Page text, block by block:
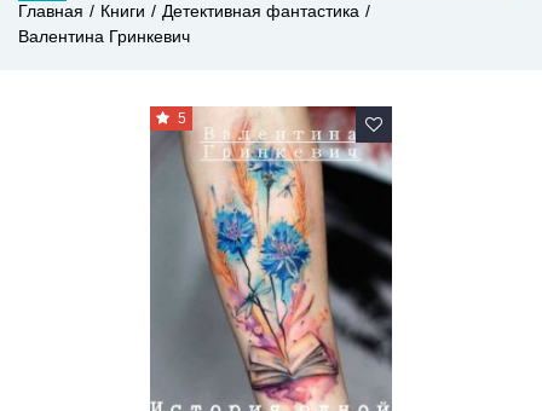
Главная Книги
Детективная фантастика
Валентина Гринкевич
5